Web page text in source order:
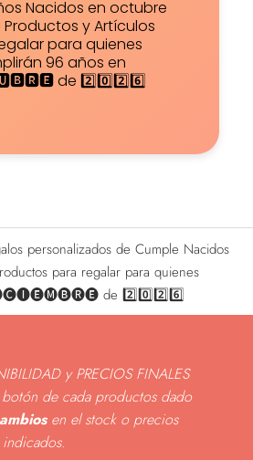
Nacidos en octubre
Productos y Artículos
para quienes
96 años en
de 2️⃣0️⃣2️⃣6️⃣
personalizados de Cumple Nacidos
para regalar para quienes
de 2️⃣0️⃣2️⃣6️⃣
y PRECIOS FINALES
de cada productos dado
en el stock o precios
indicados.